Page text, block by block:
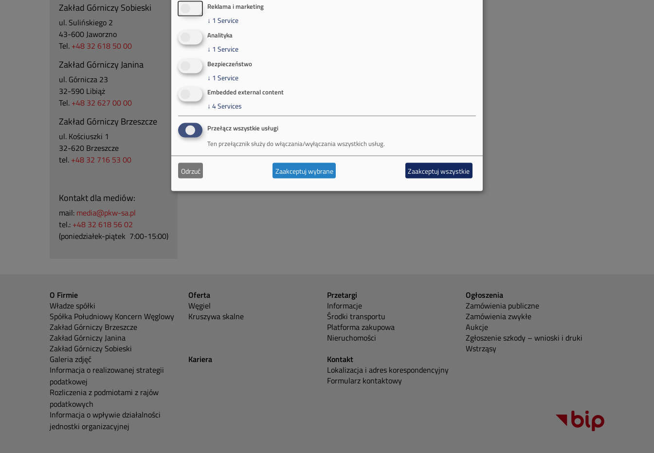
Zakład Górniczy Sobieski
ul. Sulińskiego 2
43-600 Jaworzno
Tel. +48 32 618 50 00
Zakład Górniczy Janina
ul. Górnicza 23
32-590 Libiąż
Tel. +48 32 627 00 00
Zakład Górniczy Brzeszcze
ul. Kościuszki 1
32-620 Brzeszcze
tel. +48 32 716 53 00
Kontakt dla mediów:
mail: media@pkw-sa.pl
tel.: +48 32 618 56 02
(poniedziałek-piątek 7:00-15:00)
O Firmie
Władze spółki
Spółka Południowy Koncern Węglowy
Zakład Górniczy Brzeszcze
Zakład Górniczy Janina
Zakład Górniczy Sobieski
Galeria zdjęć
Informacja o realizowanej strategii
podatkowej
Rozliczenia z podmiotami z rajów
podatkowych
Informacja o wpływie działalności
jednostki organizacyjnej
Oferta
Węgiel
Kruszywa skalne
Przetargi
Informacje
Środki transportu
Platforma zakupowa
Nieruchomości
Ogłoszenia
Zamówienia publiczne
Zamówienia zwykłe
Aukcje
Zgłoszenie szkody – wnioski i druki
Wstrząsy
Kariera
Kontakt
Lokalizacja i adres korespondencyjny
Formularz kontaktowy
Reklama i marketing
↓ 1 Service
Analityka
↓ 1 Service
Bezpieczeństwo
↓ 1 Service
Embedded external content
↓ 4Services
Przełącz wszystkie usługi
Ten przełącznik służy do włączania/wyłączania wszystkich usług.
Odrzuć Zaakceptuj wybrane Zaakceptuj wszystkie